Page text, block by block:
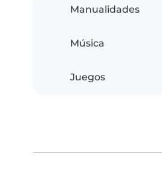
Manualidades
Música
Juegos